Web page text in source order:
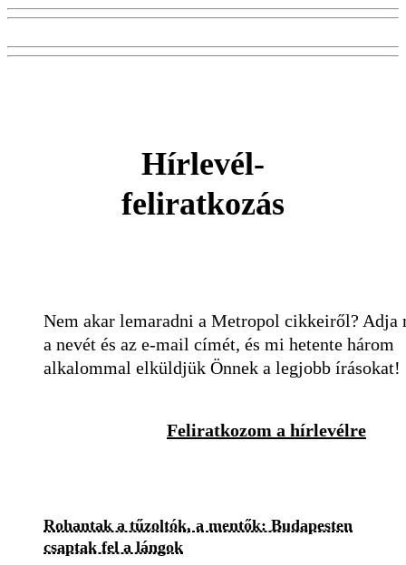
Hírlevél-
feliratkozás
Nem akar lemaradni a Metropol cikkeiről? Adja
a nevét és az e-mail címét, és mi hetente három
alkalommal elküldjük Önnek a legjobb írásokat!
Feliratkozom a hírlevélre
Rohantak a tűzoltók, a mentők: Budapesten
csaptak fel a lángok